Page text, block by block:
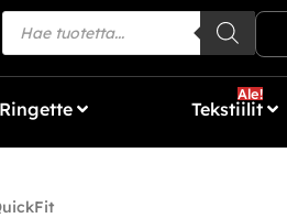
Ilmainen toimitus yli 80€
Ringette Tekstiilit
Ale!